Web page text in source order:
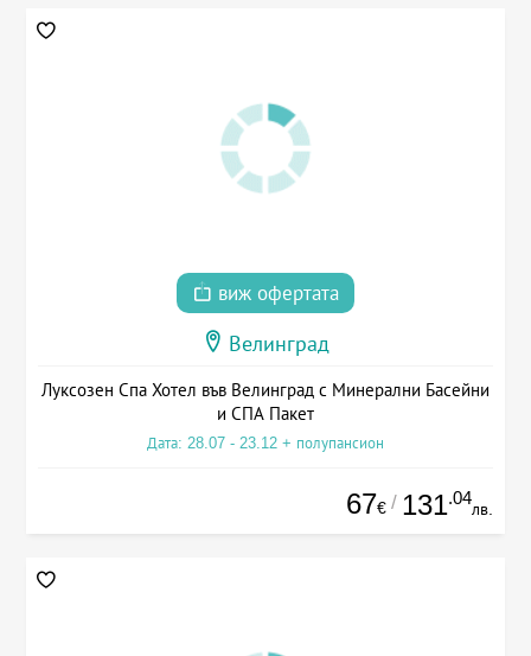
виж офертата
Велинград
Луксозен Спа Хотел във Велинград с Минерални Басейни
и СПА Пакет
Дата: 28.07 - 23.12 + полупансион
67€ / 131.04
лв.